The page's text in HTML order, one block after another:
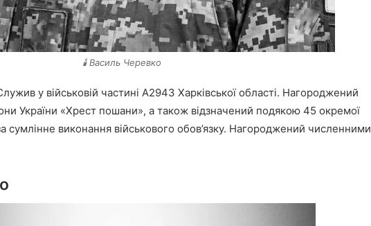
🕯️ Василь Черевко
у військовій частині А2943 Харківської області. Нагороджений
України «Хрест пошани», а також відзначений подякою 45 окремої
сумлінне виконання військового обов’язку. Нагороджений численними